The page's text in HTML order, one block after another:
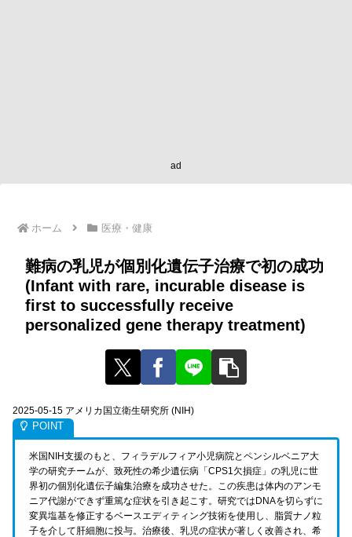
ad
ホーム 医療・健康
難病の乳児が個別化遺伝子治療で初の成功
(Infant with rare, incurable disease is
first to successfully receive
personalized gene therapy treatment)
2025-05-15 アメリカ国立衛生研究所 (NIH)
米国NIH支援のもと、フィラデルフィア小児病院とペンシルベニア大
学の研究チームが、致死性の希少遺伝病「CPS1欠損症」の乳児に世
界初の個別化遺伝子編集治療を成功させた。この疾患は体内のアンモ
ニア代謝ができず重篤な症状を引き起こす。研究ではDNAを切らずに
変異塩基を修正するベースエディティング技術を使用し、脂質ナノ粒
子を介して肝細胞に投与。治療後、乳児の症状が著しく改善され、希